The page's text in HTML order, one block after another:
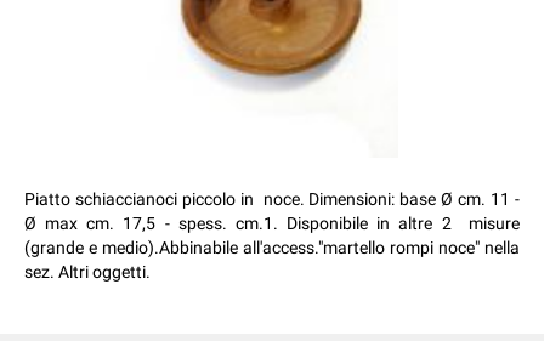
Piatto schiaccianoci piccolo in noce. Dimensioni: base Ø cm. 11 -
Ø max cm. 17,5 - spess. cm.1. Disponibile in altre 2 misure
(grande e medio).Abbinabile all'access."martello rompi noce" nella
sez. Altri oggetti.